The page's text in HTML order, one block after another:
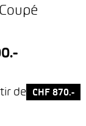
de CHF 870.-